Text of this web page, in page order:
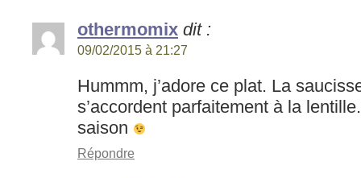
othermomix dit :
09/02/2015 à 21:27
Hummm, j’adore ce plat. La
s’accordent parfaitement à la
saison
Répondre